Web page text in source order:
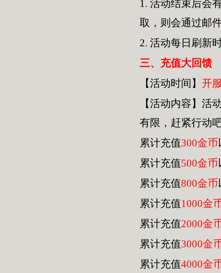
1. 活动结束后会
取，则会通过邮
2. 活动每日刷新
三、充值大回馈
【活动时间】 开
【活动内容】活
有限，赶紧行动
累计充值300金币
累计充值500金币
累计充值800金币
累计充值1000金
累计充值2000金
累计充值3000金
累计充值4000金